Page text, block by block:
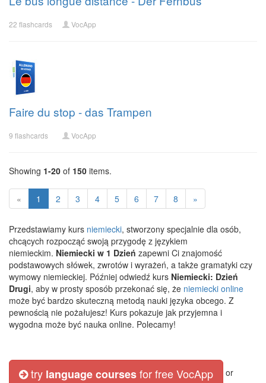
22 flashcards VocApp
Faire du stop - das Trampen
9 flashcards VocApp
Showing 1-20 of 150 items.
« 1 2 3 4 5 6 7 8 »
Przedstawiamy kurs niemiecki, stworzony specjalnie dla osób,
chcących rozpocząć swoją przygodę z językiem
niemieckim. Niemiecki w 1 Dzień zapewni Ci znajomość
podstawowych słówek, zwrotów i wyrażeń, a także gramatyki czy
wymowy niemieckiej. Później odwiedź kurs Niemiecki: Dzień
Drugi, aby w prosty sposób przekonać się, że niemiecki online
może być bardzo skuteczną metodą nauki języka obcego. Z
pewnością nie pożałujesz! Kurs pokazuje jak przyjemna i
wygodna może być nauka online. Polecamy!
try language coursesfor free VocApp or